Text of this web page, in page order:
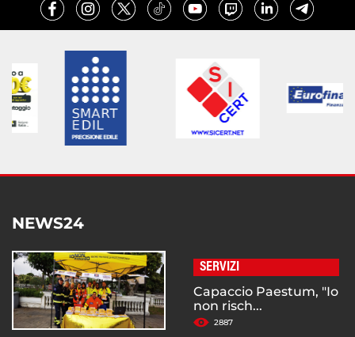
NEWS24
SERVIZI
Capaccio Paestum, "Io
non risch...
2887